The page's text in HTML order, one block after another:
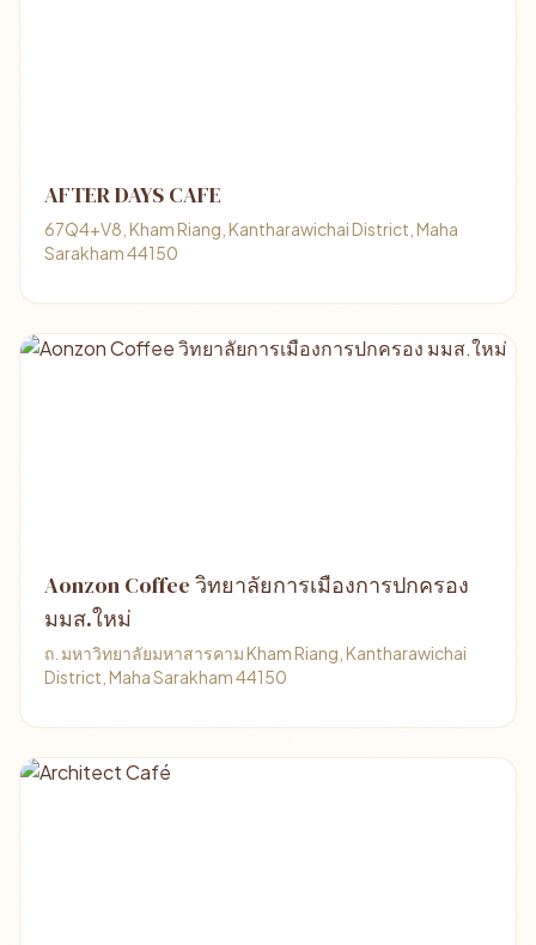
AFTER DAYS CAFE
67Q4+V8, Kham Riang, Kantharawichai District, Maha
Sarakham 44150
Aonzon Coffee วิทยาลัยการเมืองการปกครอง
มมส.ใหม่
ถ. มหาวิทยาลัยมหาสารคาม Kham Riang, Kantharawichai
District, Maha Sarakham 44150